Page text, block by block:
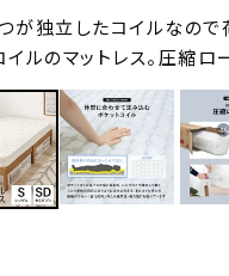
が独立したコイルなの
イルのマットレス。圧縮